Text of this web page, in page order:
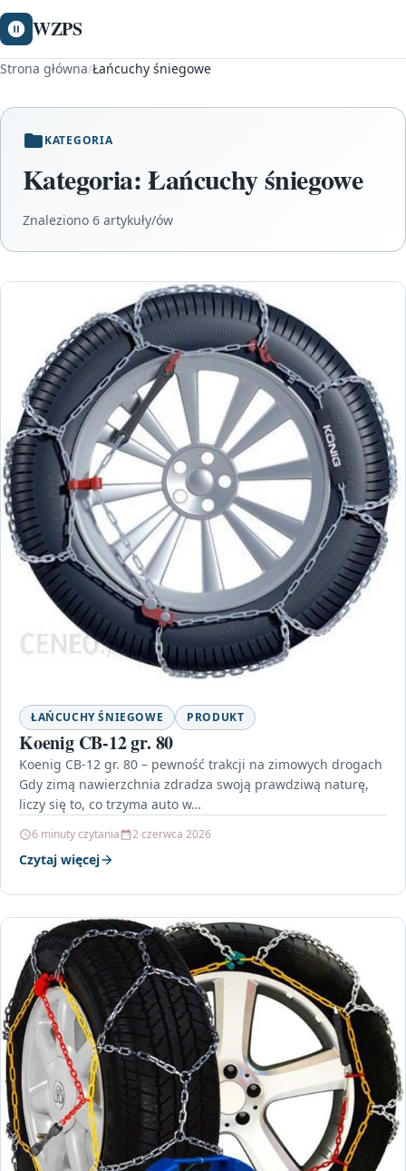
WZPS
Strona główna/Łańcuchy śniegowe
KATEGORIA
Kategoria:Łańcuchy śniegowe
Znaleziono 6 artykuły/ów
ŁAŃCUCHY ŚNIEGOWE PRODUKT
Koenig CB-12 gr. 80
Koenig CB-12 gr. 80 – pewność trakcji na zimowych drogach
Gdy zimą nawierzchnia zdradza swoją prawdziwą naturę,
liczy się to, co trzyma auto w…
6 minuty czytania 2 czerwca 2026
Czytaj więcej